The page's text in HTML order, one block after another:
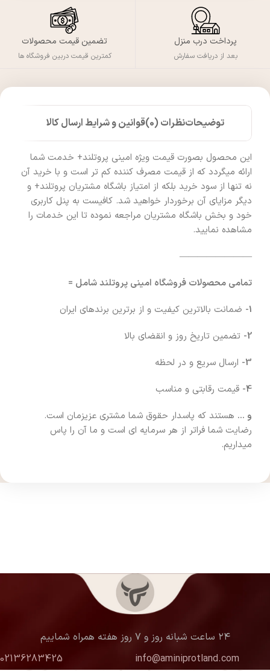
پرداخت درب منزل
بعد از دریافت سفارش
تضمین قیمت محصولات
کمترین قیمت دربین فروشگاه ها
توضیحاتنظرات (0) قوانین و شرایط ارسال کالا
این محصول بصورت قیمت ویژه امینی پروتلند+ خدمت شما
ارائه میگردد که از قیمت مصرف کننده کم تر است و با خرید آن
نه تنها از سود خرید بلکه از امتیاز باشگاه مشتریان پروتلند+ و
دیگر مزایای آن برخوردار خواهید شد. کافیست به پنل کاربری
خود و بخش باشگاه مشتریان مراجعه نموده تا این خدمات را
مشاهده نمایید.
————————
تمامی محصولات فروشگاه امینی پروتلند شامل =
1- ضمانت بالاترین کیفیت و از برترین برندهای ایران
2- تضمین تاریخ روز و انقضای بالا
3- ارسال سریع و در لحظه
4- قیمت رقابتی و مناسب
و … هستند که پاسدار حقوق شما مشتری عزیزمان است.
رضایت شما فراتر از هر سرمایه ای است و ما آن را پاس
میداریم.
۲۴ ساعت شبانه روز و ۷ روز هفته همراه شماییم
info@aminiprotland.com
02136283425